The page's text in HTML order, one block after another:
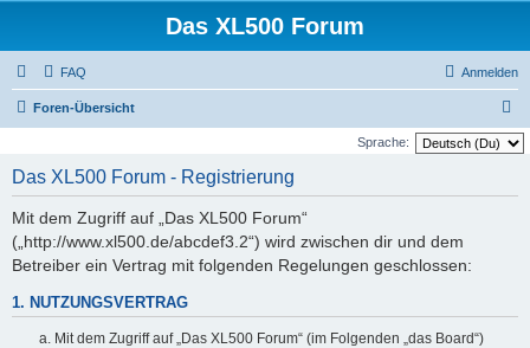
Das XL500 Forum
FAQ Anmelden
Foren-Übersicht
u
Sprache:
Das XL500 Forum - Registrierung
Mit dem Zugriff auf „Das XL500 Forum“
(„http://www.xl500.de/abcdef3.2“) wird zwischen dir und dem
Betreiber ein Vertrag mit folgenden Regelungen geschlossen:
1. NUTZUNGSVERTRAG
Mit dem Zugriff auf „Das XL500 Forum“ (im Folgenden „das Board“)